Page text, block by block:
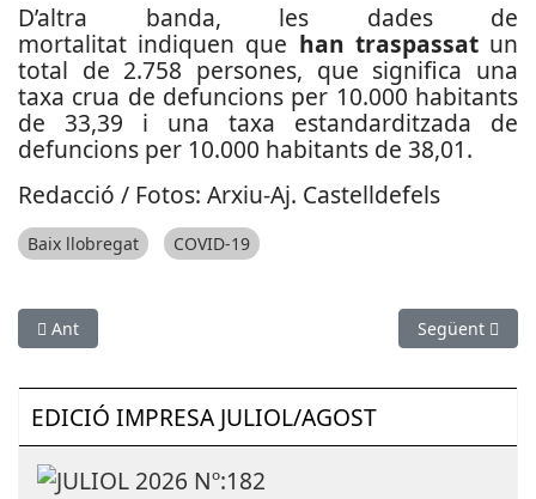
D’altra banda, les dades de
mortalitat indiquen que han traspassatun
total de 2.758 persones, que significa una
taxa crua de defuncions per 10.000 habitants
de 33,39 i una taxa estandarditzada de
defuncions per 10.000 habitants de 38,01.
Redacció / Fotos: Arxiu-Aj. Castelldefels
Baix llobregat COVID-19
Article anterior: Fundesplai inaugura un ‘escape room’ de
Ant Article
Següent
EDICIÓ IMPRESA JULIOL/AGOST